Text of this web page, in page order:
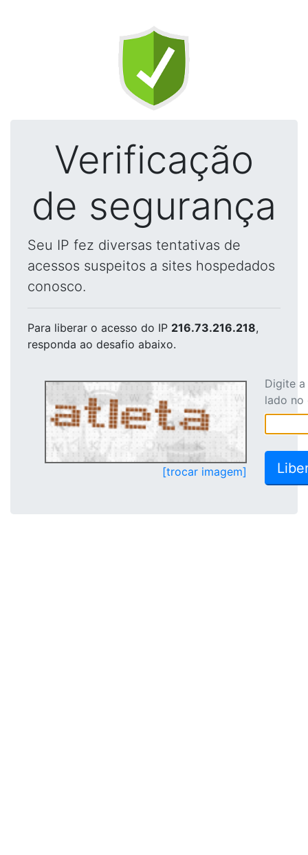
Verificação
de segurança
Seu IP fez diversas tentativas de
acessos suspeitos a sites hospedados
conosco.
Para liberar o acesso do IP 216.73.216.218,
responda ao desafio abaixo.
[trocar imagem]
Digite
lado no